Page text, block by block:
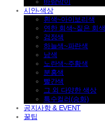
시안-색상
흰색~아이보리색
연한 회색~짙은 회색
검정색
하늘색~파란색
남색
노란색~주황색
분홍색
빨간색
그 외 다양한 색상
특수컬러(승화)
공지사항 & EVENT
꿀팁